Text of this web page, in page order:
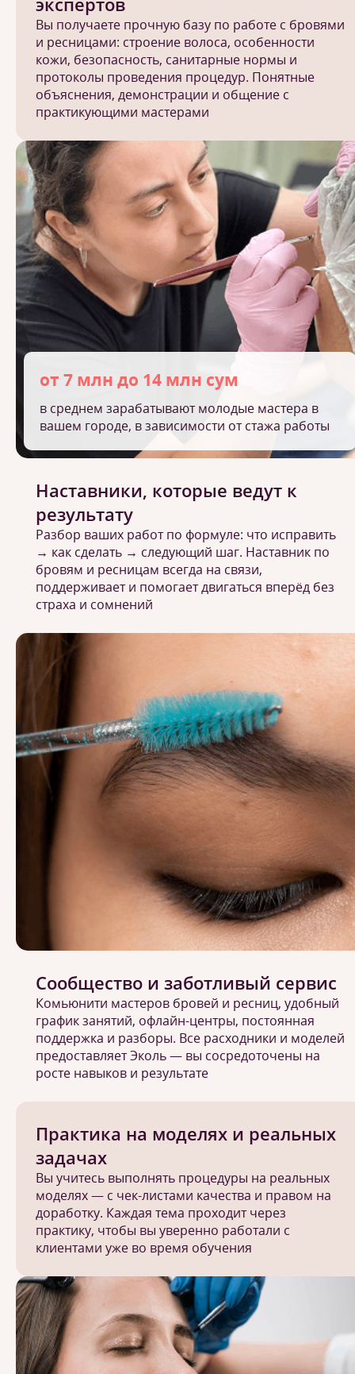
Вы получаете прочную базу по работе с бровями
и ресницами: строение волоса, особенности
кожи, безопасность, санитарные нормы и
протоколы проведения процедур. Понятные
объяснения, демонстрации и общение с
практикующими мастерами
от 7 млн до 14 млн сум
в среднем зарабатывают молодые мастера в
вашем городе, в зависимости от стажа работы
Практика на моделях и реальных
задачах
Вы учитесь выполнять процедуры на реальных
моделях — с чек-листами качества и правом на
доработку. Каждая тема проходит через
практику, чтобы вы уверенно работали с
клиентами уже во время обучения
Наставники, которые ведут к
результату
Разбор ваших работ по формуле: что исправить
→ как сделать → следующий шаг. Наставник по
бровям и ресницам всегда на связи,
поддерживает и помогает двигаться вперёд без
страха и сомнений
Сообщество и заботливый сервис
Комьюнити мастеров бровей и ресниц, удобный
график занятий, офлайн-центры, постоянная
поддержка и разборы. Все расходники и моделей
предоставляет Эколь — вы сосредоточены на
росте навыков и результате